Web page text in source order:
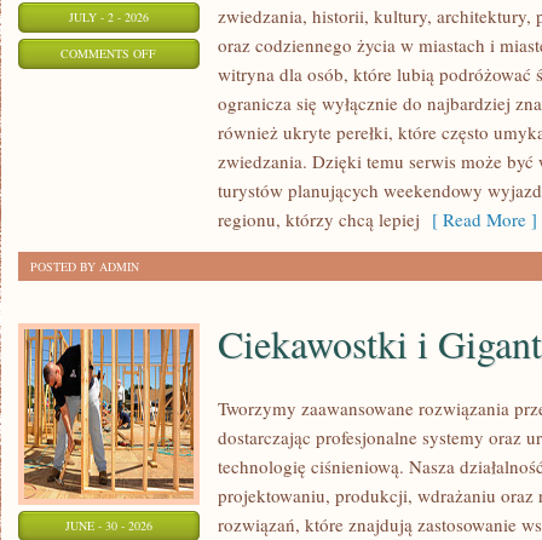
JULY - 2 - 2026
COMMENTS OFFON
zwiedzania, historii, kultury, architektury,
oraz codziennego życia w miastach i
witryna dla osób, które lubią podróżować
ogranicza się wyłącznie do najbardziej
również ukryte perełki, które często
zwiedzania. Dzięki temu serwis może
turystów planujących weekendowy
regionu, którzy chcą lepiej [ Read More ]
POSTED BY ADMIN
JUNE - 30 - 2026
Ciekawostki i
Tworzymy zaawansowane rozwiązania
dostarczając profesjonalne systemy oraz
technologię ciśnieniową. Nasza
projektowaniu, produkcji, wdrażaniu oraz
rozwiązań, które znajdują zastosowanie